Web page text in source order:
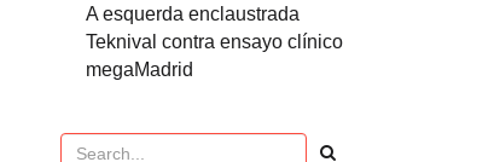
A esquerda enclaustrada
Teknival contra ensayo clínico
megaMadrid